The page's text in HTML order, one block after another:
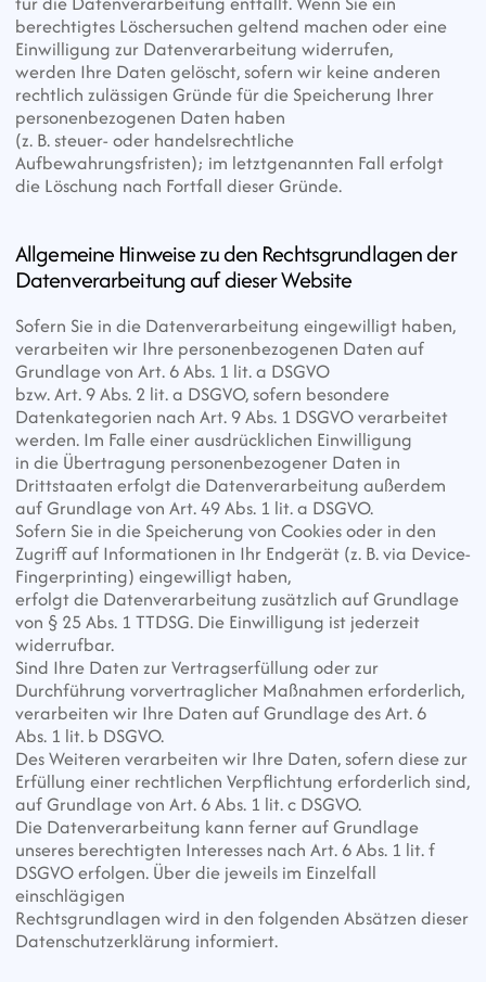
berechtigtes Löschersuchen geltend machen oder eine
Einwilligung zur Datenverarbeitung widerrufen,
werden Ihre Daten gelöscht, sofern wir keine anderen
rechtlich zulässigen Gründe für die Speicherung Ihrer
personenbezogenen Daten haben
(z. B. steuer- oder handelsrechtliche
Aufbewahrungsfristen); im letztgenannten Fall erfolgt
die Löschung nach Fortfall dieser Gründe.
Allgemeine Hinweise zu den Rechtsgrundlagen der
Datenverarbeitung auf dieser Website
Sofern Sie in die Datenverarbeitung eingewilligt haben,
verarbeiten wir Ihre personenbezogenen Daten auf
Grundlage von Art. 6 Abs. 1 lit. a DSGVO
bzw. Art. 9 Abs. 2 lit. a DSGVO, sofern besondere
Datenkategorien nach Art. 9 Abs. 1 DSGVO verarbeitet
werden. Im Falle einer ausdrücklichen Einwilligung
in die Übertragung personenbezogener Daten in
Drittstaaten erfolgt die Datenverarbeitung außerdem
auf Grundlage von Art. 49 Abs. 1 lit. a DSGVO.
Sofern Sie in die Speicherung von Cookies oder in den
Zugriff auf Informationen in Ihr Endgerät (z. B. via Device-
Fingerprinting) eingewilligt haben,
erfolgt die Datenverarbeitung zusätzlich auf Grundlage
von § 25 Abs. 1 TTDSG. Die Einwilligung ist jederzeit
widerrufbar.
Sind Ihre Daten zur Vertragserfüllung oder zur
Durchführung vorvertraglicher Maßnahmen erforderlich,
verarbeiten wir Ihre Daten auf Grundlage des Art. 6
Abs. 1 lit. b DSGVO.
Des Weiteren verarbeiten wir Ihre Daten, sofern diese zur
Erfüllung einer rechtlichen Verpflichtung erforderlich sind,
auf Grundlage von Art. 6 Abs. 1 lit. c DSGVO.
Die Datenverarbeitung kann ferner auf Grundlage
unseres berechtigten Interesses nach Art. 6 Abs. 1 lit. f
DSGVO erfolgen. Über die jeweils im Einzelfall
einschlägigen
Rechtsgrundlagen wird in den folgenden Absätzen dieser
Datenschutzerklärung informiert.